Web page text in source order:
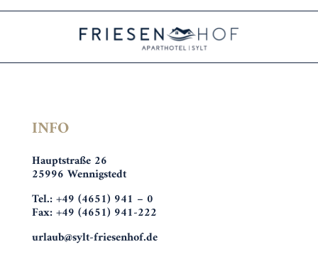
INFO
Hauptstraße 26
25996 Wennigstedt
Tel.: +49 (4651) 941 – 0
Fax: +49 (4651) 941-222
urlaub@sylt-friesenhof.de